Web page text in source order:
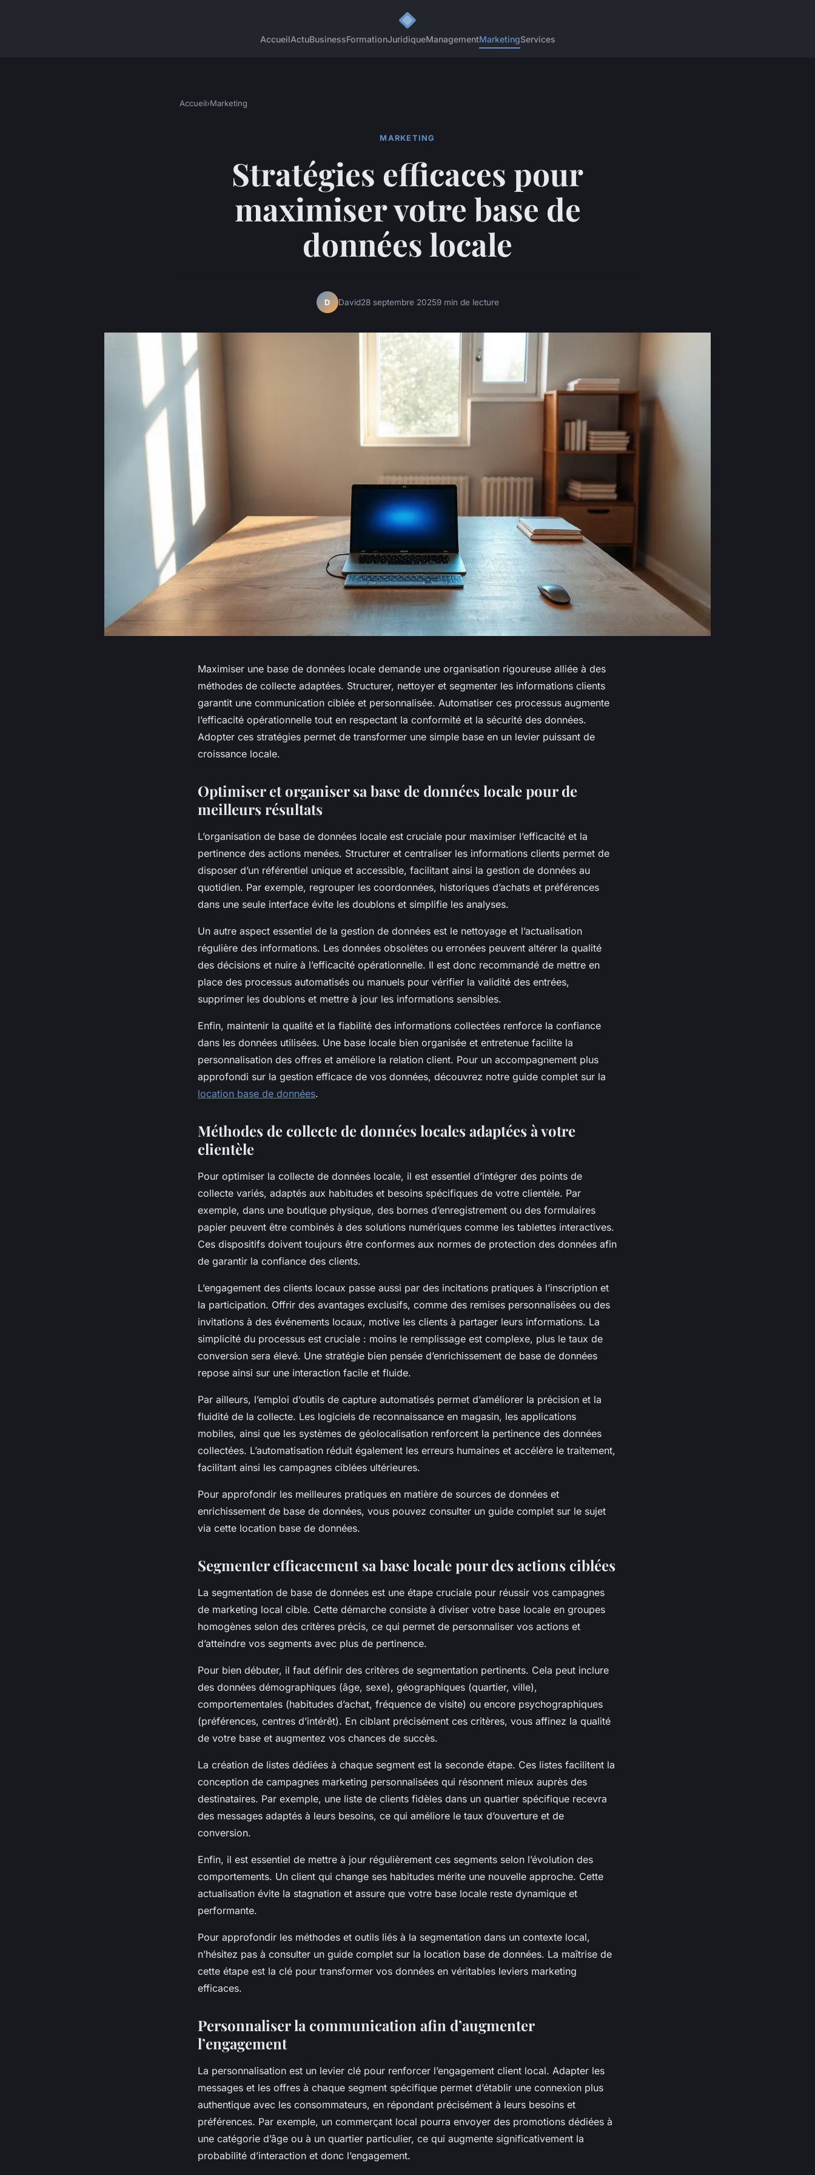
AccueilActuBusinessFormationJuridiqueManagementMarketingServices
Accueil›Marketing
MARKETING
Stratégies efficaces pour
maximiser votre base de
données locale
D David28 septembre 20259 min de lecture
Maximiser une base de données locale demande une organisation rigoureuse alliée à des
méthodes de collecte adaptées. Structurer, nettoyer et segmenter les informations clients
garantit une communication ciblée et personnalisée. Automatiser ces processus augmente
l’efficacité opérationnelle tout en respectant la conformité et la sécurité des données.
Adopter ces stratégies permet de transformer une simple base en un levier puissant de
croissance locale.
Optimiser et organiser sa base de données locale pour de
meilleurs résultats
L’organisation de base de données locale est cruciale pour maximiser l’efficacité et la
pertinence des actions menées. Structurer et centraliser les informations clients permet de
disposer d’un référentiel unique et accessible, facilitant ainsi la gestion de données au
quotidien. Par exemple, regrouper les coordonnées, historiques d’achats et préférences
dans une seule interface évite les doublons et simplifie les analyses.
Un autre aspect essentiel de la gestion de données est le nettoyage et l’actualisation
régulière des informations. Les données obsolètes ou erronées peuvent altérer la qualité
des décisions et nuire à l’efficacité opérationnelle. Il est donc recommandé de mettre en
place des processus automatisés ou manuels pour vérifier la validité des entrées,
supprimer les doublons et mettre à jour les informations sensibles.
Enfin, maintenir la qualité et la fiabilité des informations collectées renforce la confiance
dans les données utilisées. Une base locale bien organisée et entretenue facilite la
personnalisation des offres et améliore la relation client. Pour un accompagnement plus
approfondi sur la gestion efficace de vos données, découvrez notre guide complet sur la
location base de données.
Méthodes de collecte de données locales adaptées à votre
clientèle
Pour optimiser la collecte de données locale, il est essentiel d’intégrer des points de
collecte variés, adaptés aux habitudes et besoins spécifiques de votre clientèle. Par
exemple, dans une boutique physique, des bornes d’enregistrement ou des formulaires
papier peuvent être combinés à des solutions numériques comme les tablettes interactives.
Ces dispositifs doivent toujours être conformes aux normes de protection des données afin
de garantir la confiance des clients.
L’engagement des clients locaux passe aussi par des incitations pratiques à l’inscription et
la participation. Offrir des avantages exclusifs, comme des remises personnalisées ou des
invitations à des événements locaux, motive les clients à partager leurs informations. La
simplicité du processus est cruciale : moins le remplissage est complexe, plus le taux de
conversion sera élevé. Une stratégie bien pensée d’enrichissement de base de données
repose ainsi sur une interaction facile et fluide.
Par ailleurs, l’emploi d’outils de capture automatisés permet d’améliorer la précision et la
fluidité de la collecte. Les logiciels de reconnaissance en magasin, les applications
mobiles, ainsi que les systèmes de géolocalisation renforcent la pertinence des données
collectées. L’automatisation réduit également les erreurs humaines et accélère le traitement,
facilitant ainsi les campagnes ciblées ultérieures.
Pour approfondir les meilleures pratiques en matière de sources de données et
enrichissement de base de données, vous pouvez consulter un guide complet sur le sujet
via cette location base de données.
Segmenter efficacement sa base locale pour des actions ciblées
La segmentation de base de données est une étape cruciale pour réussir vos campagnes
de marketing local cible. Cette démarche consiste à diviser votre base locale en groupes
homogènes selon des critères précis, ce qui permet de personnaliser vos actions et
d’atteindre vos segments avec plus de pertinence.
Pour bien débuter, il faut définir des critères de segmentation pertinents. Cela peut inclure
des données démographiques (âge, sexe), géographiques (quartier, ville),
comportementales (habitudes d’achat, fréquence de visite) ou encore psychographiques
(préférences, centres d’intérêt). En ciblant précisément ces critères, vous affinez la qualité
de votre base et augmentez vos chances de succès.
La création de listes dédiées à chaque segment est la seconde étape. Ces listes facilitent la
conception de campagnes marketing personnalisées qui résonnent mieux auprès des
destinataires. Par exemple, une liste de clients fidèles dans un quartier spécifique recevra
des messages adaptés à leurs besoins, ce qui améliore le taux d’ouverture et de
conversion.
Enfin, il est essentiel de mettre à jour régulièrement ces segments selon l’évolution des
comportements. Un client qui change ses habitudes mérite une nouvelle approche. Cette
actualisation évite la stagnation et assure que votre base locale reste dynamique et
performante.
Pour approfondir les méthodes et outils liés à la segmentation dans un contexte local,
n’hésitez pas à consulter un guide complet sur la location base de données. La maîtrise de
cette étape est la clé pour transformer vos données en véritables leviers marketing
efficaces.
Personnaliser la communication afin d’augmenter
l’engagement
La personnalisation est un levier clé pour renforcer l’engagement client local. Adapter les
messages et les offres à chaque segment spécifique permet d’établir une connexion plus
authentique avec les consommateurs, en répondant précisément à leurs besoins et
préférences. Par exemple, un commerçant local pourra envoyer des promotions dédiées à
une catégorie d’âge ou à un quartier particulier, ce qui augmente significativement la
probabilité d’interaction et donc l’engagement.